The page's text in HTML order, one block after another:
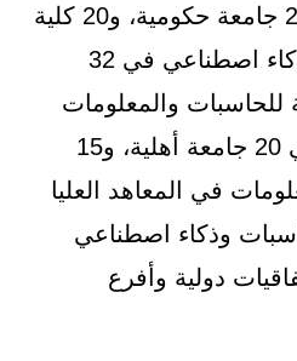
وذكاء اصطناعي في 27 جامعة حكومية، و20 كلية
حاسبات ومعلومات وذكاء اصطناعي في 32
و20 كلية للحاسبات والمعلومات
والذكاء الاصطناعي في 20 جامعة أهلية، و15
في المعاهد العليا
كليات حاسبات وذكاء اصطناعي
دولية وأفرع